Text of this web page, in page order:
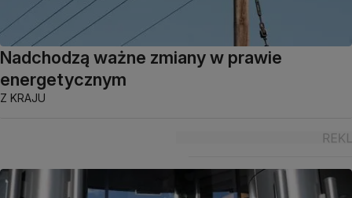
Nadchodzą ważne zmiany w prawie
energetycznym
Z KRAJU